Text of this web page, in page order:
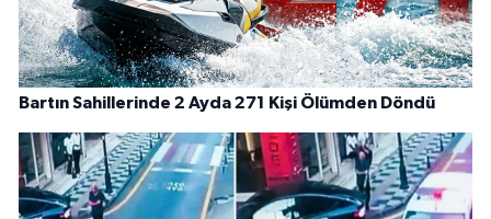
Bartın Sahillerinde 2 Ayda 271 Kişi Ölümden Döndü